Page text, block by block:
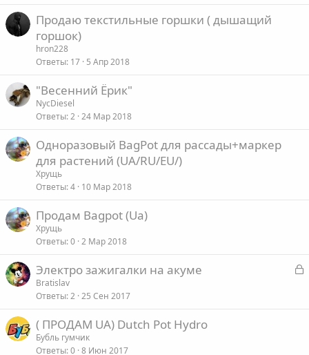
Продаю текстильные горшки ( дышащий
горшок)
hron228
Ответы 17 5 Апр 2018
"Весенний Ёрик"
NycDiesel
Ответы 2 24 Мар 2018
Одноразовый BagPot для рассады+маркер
для растений (UA/RU/EU/)
Хрущь
Ответы 4 10 Мар 2018
Продам Bagpot (Ua)
Хрущь
Ответы 0 2 Мар 2018
З
Электро зажигалки на акуме
Bratislav
Ответы 2 25 Сен 2017
( ПРОДАМ UA) Dutch Pot Hydro
Бубль гумчик
Ответы 0 8 Июн 2017